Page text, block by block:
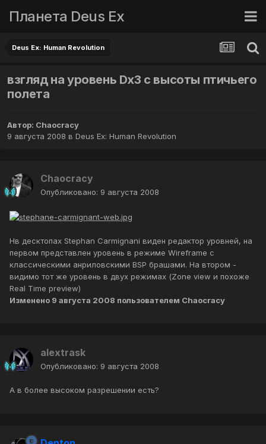
Планета Deus Ex
Deus Ex: Human Revolution
взгляд на уровень Dx3 с высоты птичьего
полета
Автор: Chaocracy
9 августа 2008 в Deus Ex: Human Revolution
Chaocracy
Опубликовано: 9 августа 2008
Нв десктопах Stephan Carmignani виден редактор уровней, на
первом представлен уровень в режиме Wireframe с
классическими анриловскими BSP брашами. На втором -
видимо тот же уровень в двух режимах (Zone view и похоже
Real Time preview)
Изменено 9 августа 2008 пользователем Chaocracy
alextrask
Опубликовано: 9 августа 2008
А в более высоком разрешении есть?